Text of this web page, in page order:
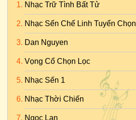
Nhạc Trữ Tình Bất Tử
Nhạc Sến Chế Linh Tuyển Chọn
Dan Nguyen
Vọng Cổ Chọn Lọc
Nhạc Sến 1
Nhạc Thời Chiến
Ngọc Lan